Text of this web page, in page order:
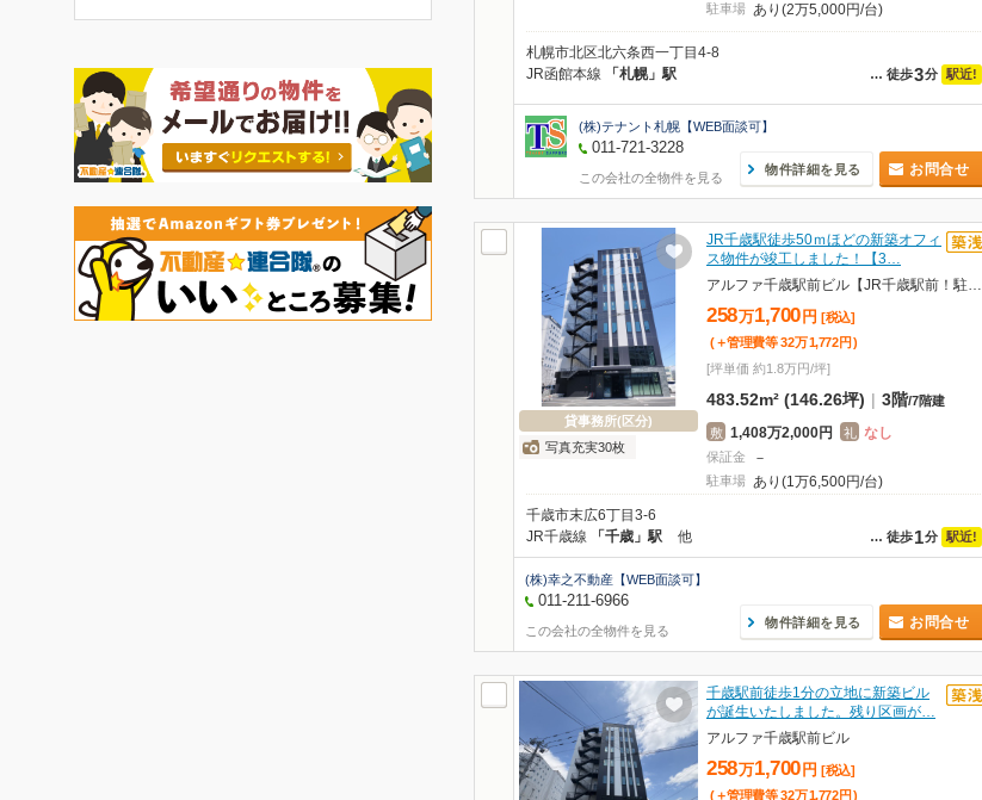
駐車場 あり(2万5,000円/台)
札幌市北区北六条西一丁目4-8
… 徒歩3分 駅近!
JR函館本線 「札幌」駅
(株)テナント札幌【WEB面談可】
011-721-3228
この会社の全物件を見る
物件詳細を見る お問合せ
貸事務所(区分)
写真充実30枚
JR千歳駅徒歩50ｍほどの新築オフィ
ス物件が竣工しました！【3…
アルファ千歳駅前ビル【JR千歳駅前！駐車場契約可】
258万1,700 円 [税込]
(＋管理費等 32万1,772 円 )
[坪単価 約1.8万円/坪]
483.52m² (146.26坪) | 3階/7階建
敷 1,408万2,000円 礼 なし
保証金 －
駐車場 あり(1万6,500円/台)
千歳市末広6丁目3-6
… 徒歩1分 駅近!
JR千歳線 「千歳」駅 他
(株)幸之不動産【WEB面談可】
011-211-6966
この会社の全物件を見る
物件詳細を見る お問合せ
千歳駅前徒歩1分の立地に新築ビル
が誕生いたしました。残り区画が…
アルファ千歳駅前ビル
258万1,700 円 [税込]
(＋管理費等 32万1,772 円 )